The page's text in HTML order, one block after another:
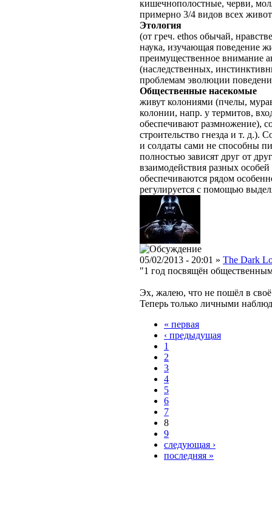
кишечнополостные, черви,
примерно 3/4 видов всех
Этология
(от греч. ethos обычай,
наука, изучающая поведение
преимущественное внимание
(наследственных,
проблемам эволюции
Общественные насекомые
живут колониями (пчелы,
колонии, напр. у термитов,
обеспечивают размножение),
строительство гнезда и т. д.).
и солдаты сами не способны
полностью зависят друг от
взаимодействия разных
обеспечиваются рядом
регулируется с помощью
05/02/2013 - 20:01 » The Dark
"1 год посвящён
Эх, жалею, что не пошёл в
Теперь только личными
« первая
‹ предыдущая
1
2
3
4
5
6
7
8
9
следующая ›
последняя »